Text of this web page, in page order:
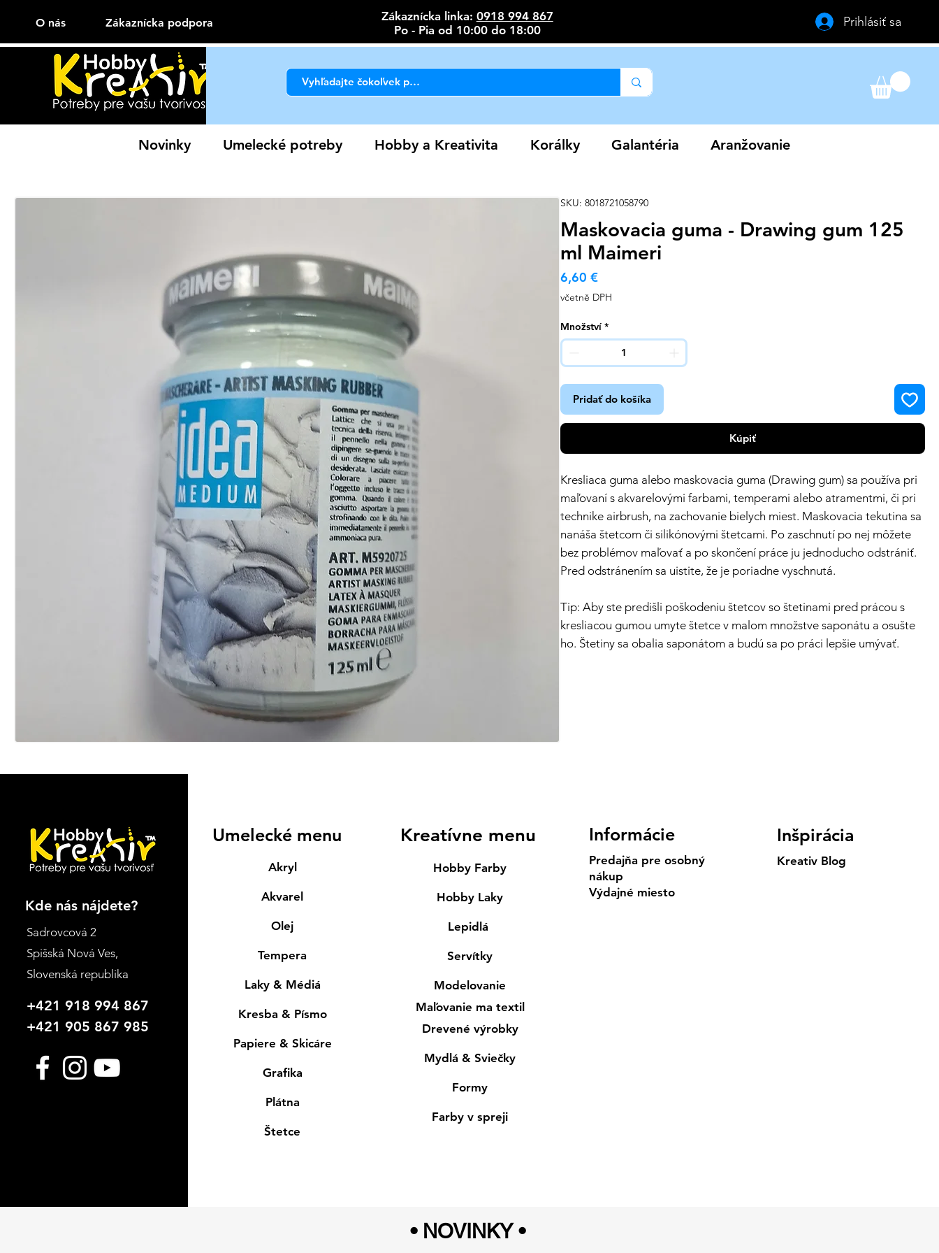
O nás Zákaznícka podpora Zákaznícka linka: 0918 994 867
Po - Pia od 10:00 do 18:00
Prihlásiť sa
Novinky Umelecké potreby Hobby a Kreativita Korálky Galantéria Aranžovanie
SKU: 8018721058790
Maskovacia guma - Drawing gum 125
ml Maimeri
6,60 €Cena
včetně DPH
Množství *
Pridať do košíka
Kúpiť
Kresliaca guma alebo maskovacia guma (Drawing gum) sa používa pri
maľovaní s akvarelovými farbami, temperami alebo atramentmi, či pri
technike airbrush, na zachovanie bielych miest. Maskovacia tekutina sa
nanáša štetcom či silikónovými štetcami. Po zaschnutí po nej môžete
bez problémov maľovať a po skončení práce ju jednoducho odstrániť.
Pred odstránením sa uistite, že je poriadne vyschnutá.
Tip: Aby ste predišli poškodeniu štetcov so štetinami pred prácou s
kresliacou gumou umyte štetce v malom množstve saponátu a osušte
ho. Štetiny sa obalia saponátom a budú sa po práci lepšie umývať.
Kde nás nájdete?
Sadrovcová 2
Spišská Nová Ves,
Slovenská republika
+421 918 994 867
+421 905 867 985
Umelecké menu
Akryl
Akvarel
Olej
Tempera
Laky & Médiá
Kresba & Písmo
Papiere & Skicáre
Grafika
Plátna
Štetce
Kreatívne menu
Hobby Farby
Hobby Laky
Lepidlá
Servítky
Modelovanie
Maľovanie ma textil
Drevené výrobky
Mydlá & Sviečky
Formy
Farby v spreji
Informácie
Predajňa pre osobný
nákup
Výdajné miesto
Inšpirácia
Kreativ Blog
• NOVINKY •